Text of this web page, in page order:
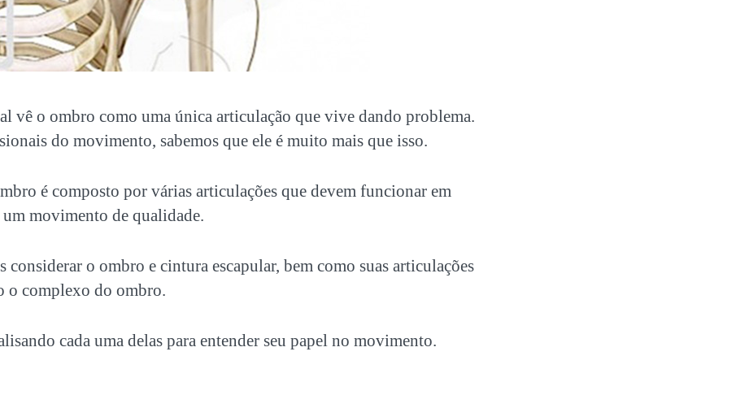
vê o ombro como uma única articulação que vive dando problema.
do movimento, sabemos que ele é muito mais que isso.
é composto por várias articulações que devem funcionar em
movimento de qualidade.
considerar o ombro e cintura escapular, bem como suas articulações
o complexo do ombro.
cada uma delas para entender seu papel no movimento.